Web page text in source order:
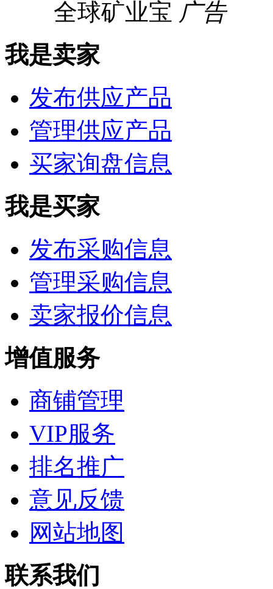
全球矿业宝 广告
我是卖家
发布供应产品
管理供应产品
买家询盘信息
我是买家
发布采购信息
管理采购信息
卖家报价信息
增值服务
商铺管理
VIP服务
排名推广
意见反馈
网站地图
联系我们